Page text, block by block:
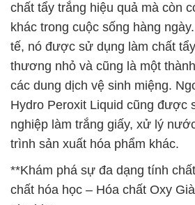
chất tẩy trắng hiệu quả mà còn
khác trong cuộc sống hàng
tế, nó được sử dụng làm chất
thương nhỏ và cũng là một
các dung dịch vệ sinh miệng.
Hydro Peroxit Liquid cũng được
nghiệp làm trắng giấy, xử lý
trình sản xuất hóa phẩm khác.
**Khám phá sự đa dạng tính
chất hóa học – Hóa chất Oxy